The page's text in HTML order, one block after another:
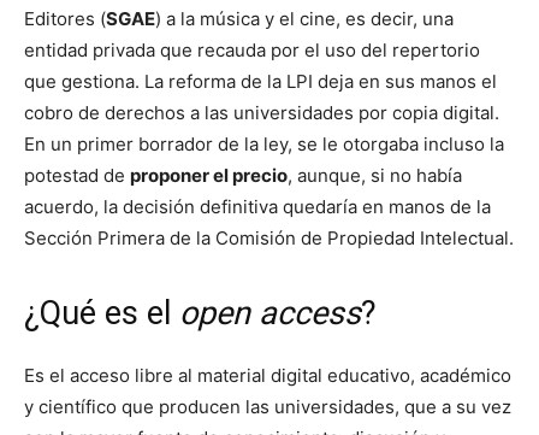
Editores (SGAE) a la música y el cine, es decir, una
entidad privada que recauda por el uso del repertorio
que gestiona. La reforma de la LPI deja en sus manos el
cobro de derechos a las universidades por copia digital.
En un primer borrador de la ley, se le otorgaba incluso la
potestad de proponer el precio, aunque, si no había
acuerdo, la decisión definitiva quedaría en manos de la
Sección Primera de la Comisión de Propiedad Intelectual.
¿Qué es el open access?
Es el acceso libre al material digital educativo, académico
y científico que producen las universidades, que a su vez